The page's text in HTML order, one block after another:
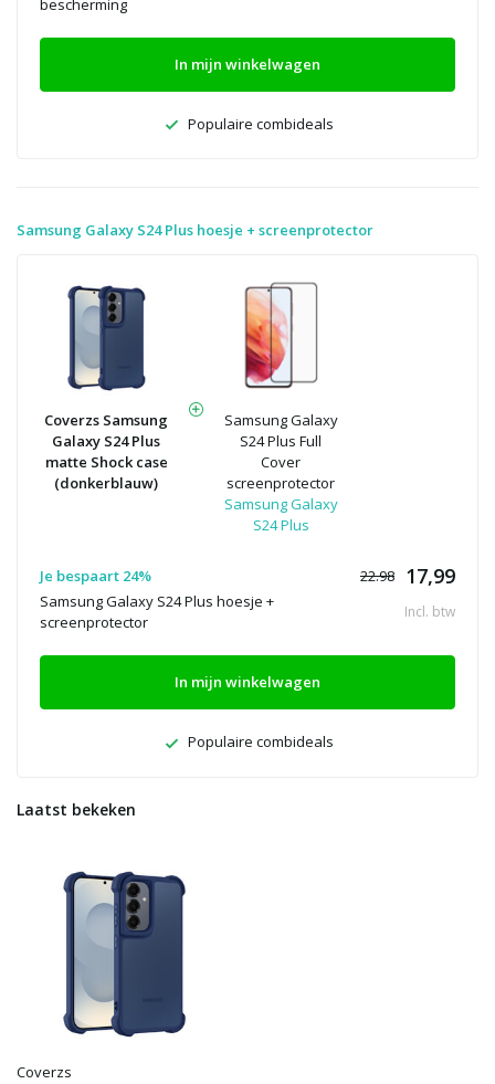
In mijn winkelwagen
Populaire combideals
Samsung Galaxy S24 Plus hoesje + screenprotector
Coverzs Samsung
Galaxy S24 Plus
matte Shock case
(donkerblauw)
Samsung Galaxy
S24 Plus Full
Cover
screenprotector
Samsung Galaxy
S24 Plus
Je bespaart 24% 22.98 17,99
Samsung Galaxy S24 Plus hoesje +
screenprotector
Incl. btw
In mijn winkelwagen
Populaire combideals
Laatst bekeken
Coverzs